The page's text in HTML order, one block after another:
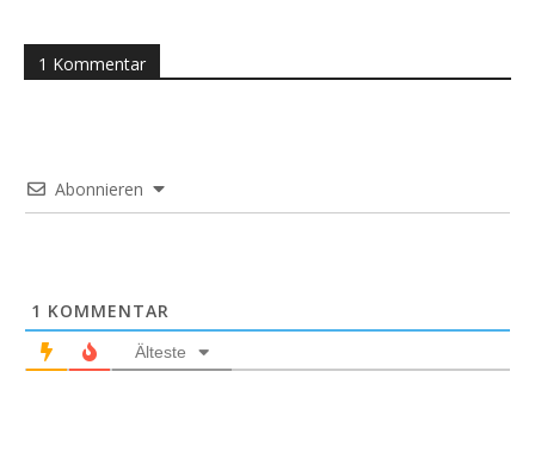
1 Kommentar
Abonnieren
1 KOMMENTAR
Älteste